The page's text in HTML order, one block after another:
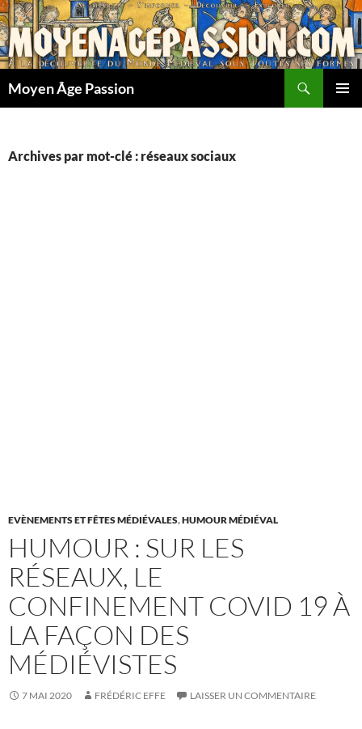
Aller
au
contenu
Moyen Âge Passion
Archives par mot-clé : réseaux sociaux
EVÈNEMENTS ET FÊTES MÉDIÉVALES,HUMOUR MÉDIÉVAL
HUMOUR : SUR LES
RÉSEAUX, LE
CONFINEMENT COVID 19 À
LA FAÇON DES
MÉDIÉVISTES
7 MAI 2020 FRÉDÉRIC EFFE LAISSER UN COMMENTAIRE